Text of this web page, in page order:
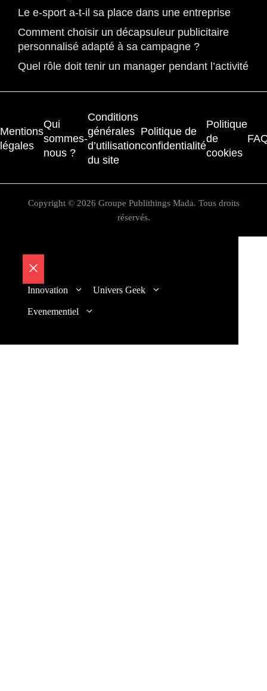
Le e-sport a-t-il sa place dans une entreprise
Comment choisir un décapsuleur publicitaire
personnalisé adapté à sa campagne ?
Quel rôle doit tenir un manager pendant l’activité
Mentions
légales
Qui
sommes-
nous ?
Conditions
générales
d’utilisation
du site
Politique de
confidentialité
Politique
de
cookies
Copyright © 2026 Groupe Publithings Mada. Tous droits
réservés.
Fermer
Innovation Univers Geek
Evenementiel